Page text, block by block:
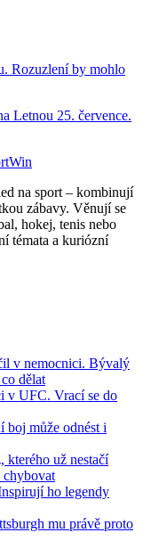
Rozuzlení by mohlo
Letnou 25. července.
na sport – kombinují
zábavy. Věnují se
hokej, tenis nebo
témata a kuriózní
v nemocnici. Bývalý
dělat
v UFC. Vrací se do
boj může odnést i
kterého už nestačí
chybovat
ho legendy
mu právě proto